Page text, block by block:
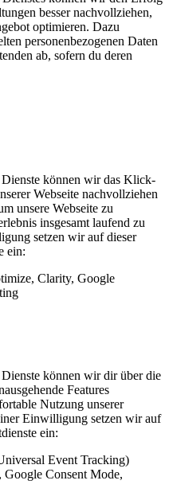
besser nachvollziehen,
optimieren. Dazu
personenbezogenen Daten
ab, sofern du deren
können wir das Klick-
Webseite nachvollziehen
unsere Webseite zu
insgesamt laufend zu
setzen wir auf dieser
ein:
Clarity, Google
können wir dir über die
Features
Nutzung unserer
Einwilligung setzen wir auf
ein:
Event Tracking)
Consent Mode,